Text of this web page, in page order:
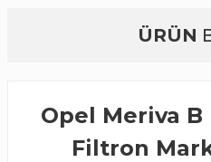
ÜRÜN
Opel Meriva
Filtron